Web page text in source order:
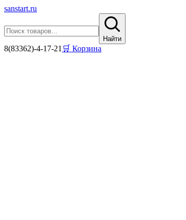
sanstart.ru
Найти
8(83362)-4-17-21 🛒 Корзина